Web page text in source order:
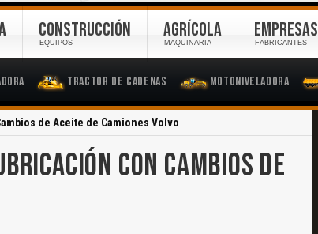
Tractor de Cadenas Motoniveladora
CONSTRUCCIÓN
EQUIPOS
AGRÍCOLA
MAQUINARIA
EMPRESAS
FABRICANTES
de Aceite de Camiones Volvo
CON CAMBIOS DE